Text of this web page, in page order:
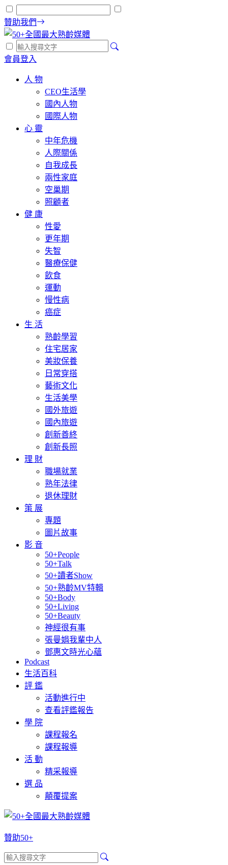
贊助我們
會員登入
人 物
CEO生活學
國內人物
國際人物
心 靈
中年危機
人際關係
自我成長
兩性家庭
空巢期
照顧者
健 康
性愛
更年期
失智
醫療保健
飲食
運動
慢性病
癌症
生 活
熟齡學習
住宅居家
美妝保養
日常穿搭
藝術文化
生活美學
國外旅遊
國內旅遊
創新善終
創新長照
理 財
職場就業
熟年法律
退休理財
策 展
專題
圖片故事
影 音
50+People
50+Talk
50+讀者Show
50+熟齡MV特輯
50+Body
50+Living
50+Beauty
神經很有事
張曼娟我輩中人
鄧惠文時光心蘊
Podcast
生活百科
評 鑑
活動進行中
查看評鑑報告
學 院
課程報名
課程報導
活 動
精采報導
選 品
顛覆提案
贊助50+